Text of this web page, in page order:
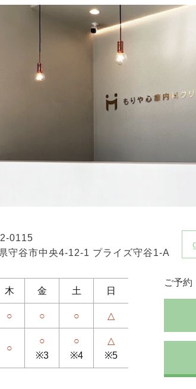
0115
守谷市中央4-12-1 プライズ守谷1-A
木 金 土 日
○ ○ ○ △
○
○
※3
○
※4
△
※5
ご予約